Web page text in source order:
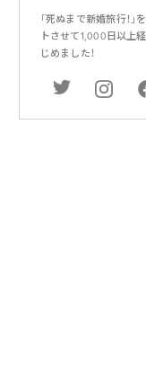
「死ぬまで新婚旅行！
トさせて1,000日以上
じめました！